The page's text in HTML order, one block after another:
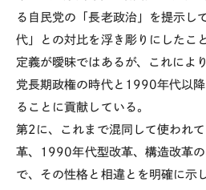
る自民党の「長老政治」を提示し
代」との対比を浮き彫りにしたこ
定義が曖昧ではあるが、これによ
党長期政権の時代と1990年代以
ることに貢献している。
第2に、これまで混同して使われ
革、1990年代型改革、構造改革
で、その性格と相違とを明確に示